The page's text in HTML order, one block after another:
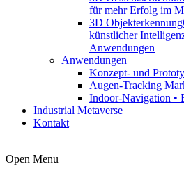
für mehr Erfolg im
3D Objekterkennung
künstlicher
Anwendungen
Anwendungen
Konzept- und
Augen-Tracking
Indoor-Navigation •
Industrial Metaverse
Kontakt
Open Menu